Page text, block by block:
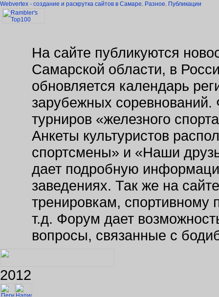
На сайте публикуются
Самарской области, в
обновляется календарь
зарубежных соревнований.
турниров «железного
Анкеты культуристов
спортсмены» и «Наши
дает подробную
заведениях. Так же на
тренировкам, спортивному
т.д. Форум дает
вопросы, связанные с
2012